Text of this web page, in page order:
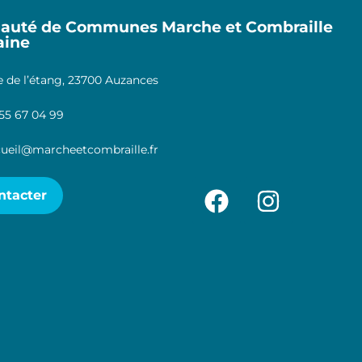
de Communes Marche et Combraille
de l’étang, 23700 Auzances
67 04 99